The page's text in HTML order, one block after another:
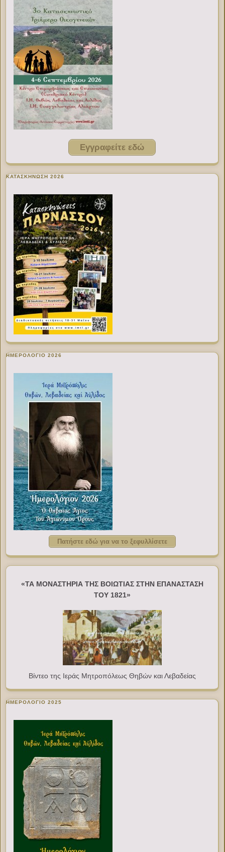
Εγγραφείτε εδώ
ΚΑΤΑΣΚΗΝΩΣΗ 2026
ΗΜΕΡΟΛΟΓΙΟ 2026
Πατήστε εδώ για να το ξεφυλλίσετε
«ΤΑ ΜΟΝΑΣΤΗΡΙΑ ΤΗΣ ΒΟΙΩΤΙΑΣ ΣΤΗΝ ΕΠΑΝΑΣΤΑΣΗ
ΤΟΥ 1821»
Βίντεο της Ιεράς Μητροπόλεως Θηβών και Λεβαδείας
ΗΜΕΡΟΛΟΓΙΟ 2025